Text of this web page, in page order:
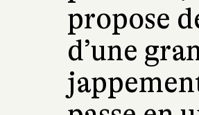
propose
d’une